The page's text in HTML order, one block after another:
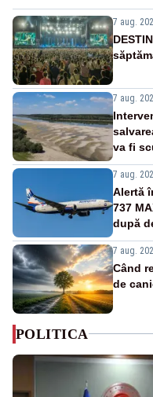
7 aug.
7 aug.
va fi
7 aug.
Alertă
737
după
7 aug.
Când
de
POLITICA